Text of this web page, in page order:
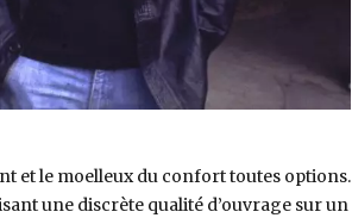
et le moelleux du confort toutes options.
une discrète qualité d’ouvrage sur un